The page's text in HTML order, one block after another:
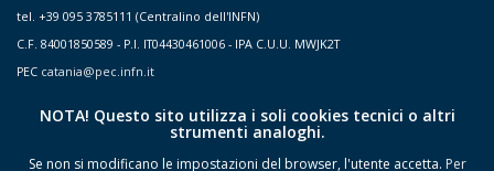
tel. +39 095 3785111 (Centralino dell'INFN)
C.F. 84001850589 - P.I. IT04430461006 - IPA C.U.U. MWJK2T
PEC catania@pec.infn.it
NOTA! Questo sito utilizza i soli cookies tecnici o altri
strumenti analoghi.
Se non si modificano le impostazioni del browser, l'utente accetta. Per